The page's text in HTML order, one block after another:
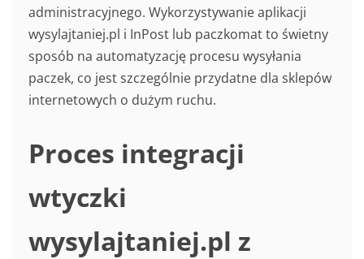
administracyjnego. Wykorzystywanie aplikacji
wysylajtaniej.pl i InPost lub paczkomat to świetny
sposób na automatyzację procesu wysyłania
paczek, co jest szczególnie przydatne dla sklepów
internetowych o dużym ruchu.
Proces integracji
wtyczki
wysylajtaniej.pl z